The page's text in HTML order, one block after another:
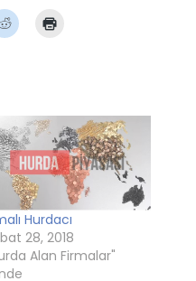
Reddit
üzerinde
Hurdacı
28, 2018
Alan Firmalar"